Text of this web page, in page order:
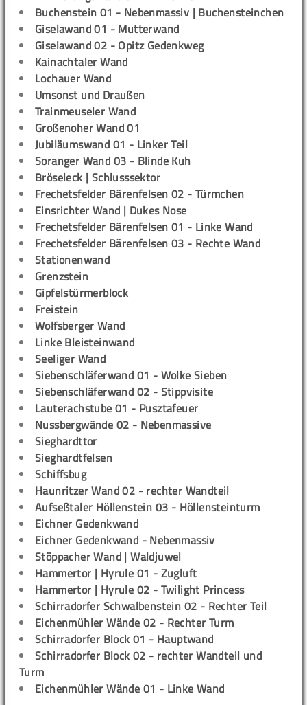
Buchenstein 01 - Nebenmassiv | Buchensteinchen
Giselawand 01 - Mutterwand
Giselawand 02 - Opitz Gedenkweg
Kainachtaler Wand
Lochauer Wand
Umsonst und Draußen
Trainmeuseler Wand
Großenoher Wand 01
Jubiläumswand 01 - Linker Teil
Soranger Wand 03 - Blinde Kuh
Bröseleck | Schlusssektor
Frechetsfelder Bärenfelsen 02 - Türmchen
Einsrichter Wand | Dukes Nose
Frechetsfelder Bärenfelsen 01 - Linke Wand
Frechetsfelder Bärenfelsen 03 - Rechte Wand
Stationenwand
Grenzstein
Gipfelstürmerblock
Freistein
Wolfsberger Wand
Linke Bleisteinwand
Seeliger Wand
Siebenschläferwand 01 - Wolke Sieben
Siebenschläferwand 02 - Stippvisite
Lauterachstube 01 - Pusztafeuer
Nussbergwände 02 - Nebenmassive
Sieghardttor
Sieghardtfelsen
Schiffsbug
Haunritzer Wand 02 - rechter Wandteil
Aufseßtaler Höllenstein 03 - Höllensteinturm
Eichner Gedenkwand
Eichner Gedenkwand - Nebenmassiv
Stöppacher Wand | Waldjuwel
Hammertor | Hyrule 01 - Zugluft
Hammertor | Hyrule 02 - Twilight Princess
Schirradorfer Schwalbenstein 02 - Rechter Teil
Eichenmühler Wände 02 - Rechter Turm
Schirradorfer Block 01 - Hauptwand
Schirradorfer Block 02 - rechter Wandteil und
Turm
Eichenmühler Wände 01 - Linke Wand